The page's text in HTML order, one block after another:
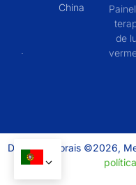
China
de
Direitos autorais ©2026,